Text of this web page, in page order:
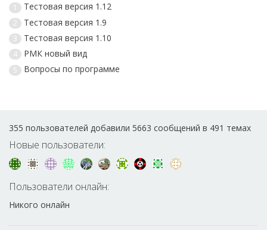
1 Тестовая версия 1.12
2 Тестовая версия 1.9
3 Тестовая версия 1.10
4 РМК новый вид
5 Вопросы по программе
355 пользователей добавили 5663 сообщений в 491 темах
Новые пользователи:
Пользователи онлайн:
Никого онлайн